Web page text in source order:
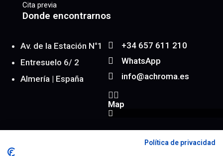
Cita previa
Donde encontrarnos
Av. de la Estación N°1
Entresuelo 6/ 2
Almería | España
+34 657 611 210
WhatsApp
info@achroma.es
Map
Política de privacidad